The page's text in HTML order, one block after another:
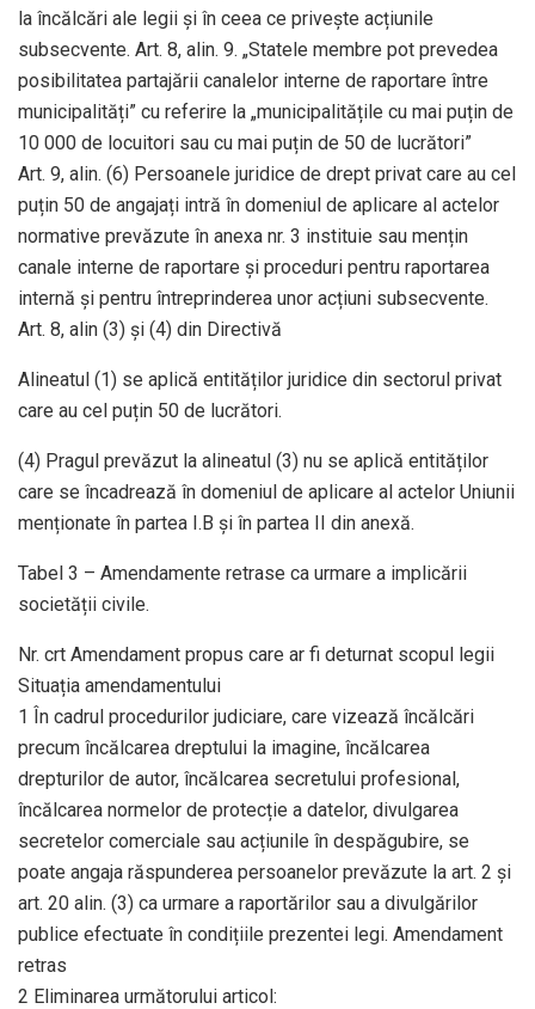
la încălcări ale legii și în ceea ce privește acțiunile
subsecvente. Art. 8, alin. 9. „Statele membre pot prevedea
posibilitatea partajării canalelor interne de raportare între
municipalități” cu referire la „municipalitățile cu mai puțin de
10 000 de locuitori sau cu mai puțin de 50 de lucrători”
Art. 9, alin. (6) Persoanele juridice de drept privat care au cel
puțin 50 de angajați intră în domeniul de aplicare al actelor
normative prevăzute în anexa nr. 3 instituie sau mențin
canale interne de raportare și proceduri pentru raportarea
internă și pentru întreprinderea unor acțiuni subsecvente.
Art. 8, alin (3) și (4) din Directivă
Alineatul (1) se aplică entităților juridice din sectorul privat
care au cel puțin 50 de lucrători.
(4) Pragul prevăzut la alineatul (3) nu se aplică entităților
care se încadrează în domeniul de aplicare al actelor Uniunii
menționate în partea I.B și în partea II din anexă.
Tabel 3 – Amendamente retrase ca urmare a implicării
societății civile.
Nr. crt Amendament propus care ar fi deturnat scopul legii
Situația amendamentului
1 În cadrul procedurilor judiciare, care vizează încălcări
precum încălcarea dreptului la imagine, încălcarea
drepturilor de autor, încălcarea secretului profesional,
încălcarea normelor de protecție a datelor, divulgarea
secretelor comerciale sau acțiunile în despăgubire, se
poate angaja răspunderea persoanelor prevăzute la art. 2 și
art. 20 alin. (3) ca urmare a raportărilor sau a divulgărilor
publice efectuate în condițiile prezentei legi. Amendament
retras
2 Eliminarea următorului articol: